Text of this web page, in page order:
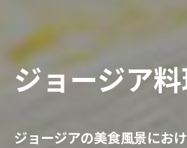
ジョージア
ジョージアの美食風景にお